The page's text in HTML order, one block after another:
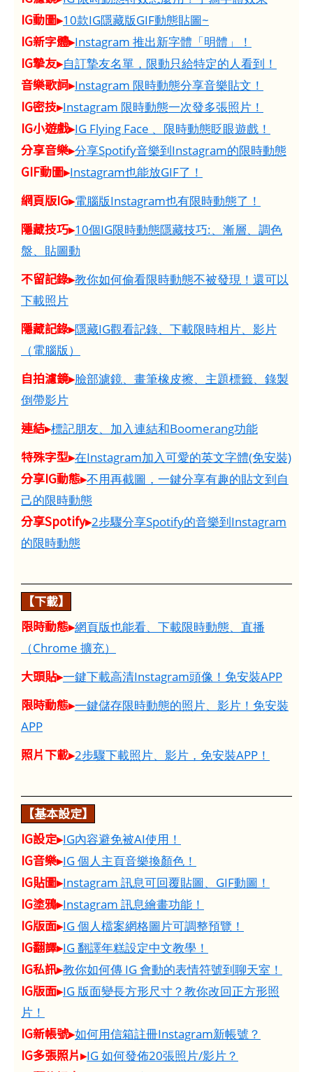
IG動圖▸10款IG隱藏版GIF動態貼圖~
IG新字體▸Instagram 推出新字體「明體」！
IG摯友▸自訂摯友名單，限動只給特定的人看到！
音樂歌詞▸Instagram 限時動態分享音樂貼文！
IG密技▸Instagram 限時動態一次發多張照片！
IG小遊戲▸IG Flying Face 、限時動態眨眼遊戲！
分享音樂▸分享Spotify音樂到Instagram的限時動態
GIF動圖▸Instagram也能放GIF了！
網頁版IG▸電腦版Instagram也有限時動態了！
隱藏技巧▸10個IG限時動態隱藏技巧:、漸層、調色
盤、貼圖動
不留記錄▸教你如何偷看限時動態不被發現！還可以
下載照片
隱藏記錄▸隱藏IG觀看記錄、下載限時相片、影片
（電腦版）
自拍濾鏡▸臉部濾鏡、畫筆橡皮擦、主題標籤、錄製
倒帶影片
連結▸標記朋友、加入連結和Boomerang功能
特殊字型▸在Instagram加入可愛的英文字體(免安裝)
分享IG動態▸不用再截圖，一鍵分享有趣的貼文到自
己的限時動態
分享Spotify▸2步驟分享Spotify的音樂到Instagram
的限時動態
【下載】
限時動態▸網頁版也能看、下載限時動態、直播
（Chrome 擴充）
大頭貼▸一鍵下載高清Instagram頭像！免安裝APP
限時動態▸一鍵儲存限時動態的照片、影片！免安裝
APP
照片下載▸2步驟下載照片、影片，免安裝APP！
【基本設定】
IG設定▸IG內容避免被AI使用！
IG音樂▸IG 個人主頁音樂換顏色！
IG貼圖▸Instagram 訊息可回覆貼圖、GIF動圖！
IG塗鴉▸Instagram 訊息繪畫功能！
IG版面▸IG 個人檔案網格圖片可調整預覽！
IG翻譯▸IG 翻譯年糕設定中文教學！
IG私訊▸教你如何傳 IG 會動的表情符號到聊天室！
IG版面▸IG 版面變長方形尺寸？教你改回正方形照
片！
IG新帳號▸如何用信箱註冊Instagram新帳號？
IG多張照片▸IG 如何發佈20張照片/影片？